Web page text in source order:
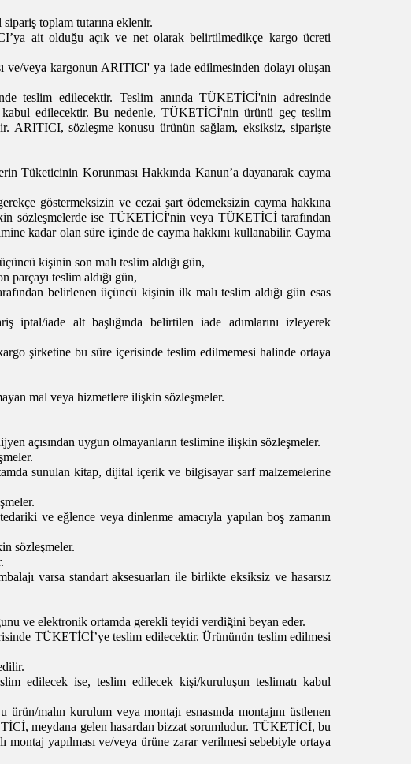
toplam tutarına eklenir.
ait olduğu açık ve net olarak belirtilmedikçe kargo ücreti
veya kargonun ARITICI' ya iade edilmesinden dolayı oluşan
teslim edilecektir. Teslim anında TÜKETİCİ'nin adresinde
edilecektir. Bu nedenle, TÜKETİCİ'nin ürünü geç teslim
ARITICI, sözleşme konusu ürünün sağlam, eksiksiz, siparişte
Tüketicinin Korunması Hakkında Kanun’a dayanarak cayma
göstermeksizin ve cezai şart ödemeksizin cayma hakkına
sözleşmelerde ise TÜKETİCİ'nin veya TÜKETİCİ tarafından
kadar olan süre içinde de cayma hakkını kullanabilir. Cayma
kişinin son malı teslim aldığı gün,
teslim aldığı gün,
belirlenen üçüncü kişinin ilk malı teslim aldığı gün esas
iptal/iade alt başlığında belirtilen iade adımlarını izleyerek
şirketine bu süre içerisinde teslim edilmemesi halinde ortaya
mal veya hizmetlere ilişkin sözleşmeler.
açısından uygun olmayanların teslimine ilişkin sözleşmeler.
sunulan kitap, dijital içerik ve bilgisayar sarf malzemelerine
ve eğlence veya dinlenme amacıyla yapılan boş zamanın
sözleşmeler.
varsa standart aksesuarları ile birlikte eksiksiz ve hasarsız
ve elektronik ortamda gerekli teyidi verdiğini beyan eder.
TÜKETİCİ’ye teslim edilecektir. Ürününün teslim edilmesi
edilecek ise, teslim edilecek kişi/kuruluşun teslimatı kabul
malın kurulum veya montajı esnasında montajını üstlenen
meydana gelen hasardan bizzat sorumludur. TÜKETİCİ, bu
yapılması ve/veya ürüne zarar verilmesi sebebiyle ortaya